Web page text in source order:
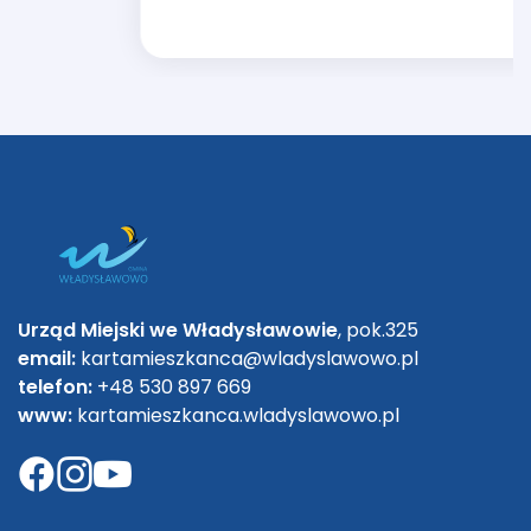
Urząd Miejski we Władysławowie, pok.325
email: kartamieszkanca@wladyslawowo.pl
telefon: +48 530 897 669
www: kartamieszkanca.wladyslawowo.pl